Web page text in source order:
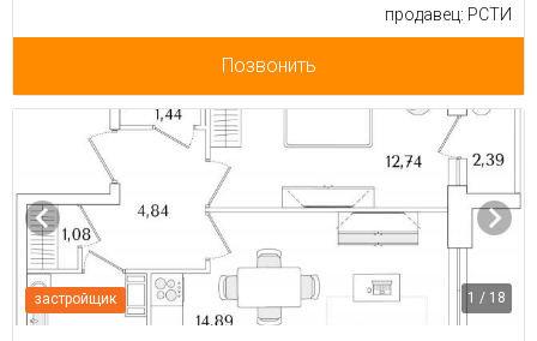
продавец: РСТИ
Позвонить
застройщик 1 / 18